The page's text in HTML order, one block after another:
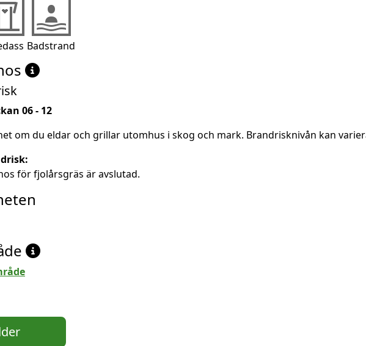
Badstrand
06 - 12
om du eldar och grillar utomhus i skog och mark. Brandrisknivån kan
för fjolårsgräs är avslutad.